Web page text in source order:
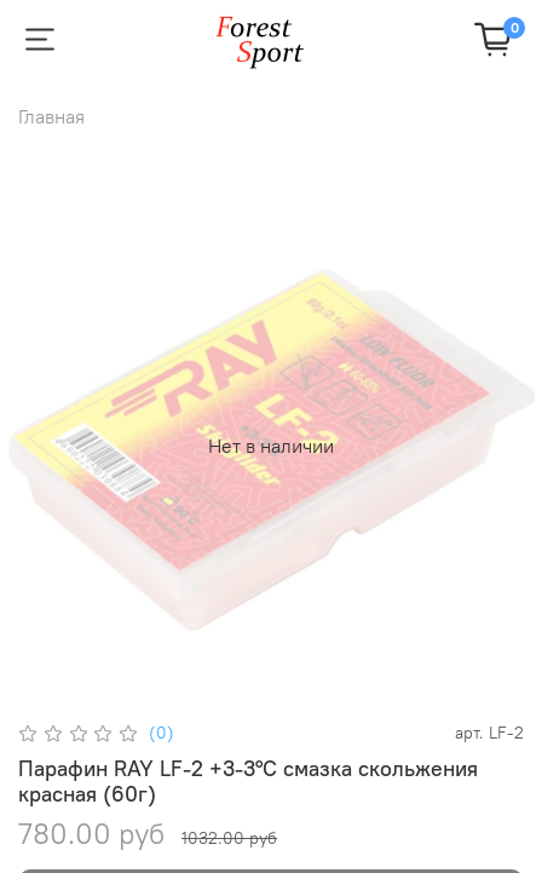
0
Главная
Нет в наличии
(0) арт. LF-2
Парафин RAY LF-2 +3-3°С смазка скольжения
красная (60г)
780.00 руб 1032.00 руб